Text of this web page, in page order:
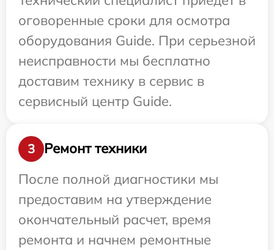
оговоренные сроки для осмотра
оборудования Guide. При серьезной
неисправности мы бесплатно
доставим технику в сервис в
сервисный центр Guide.
3
Ремонт техники
После полной диагностики мы
предоставим на утверждение
окончательный расчет, время
ремонта и начнем ремонтные